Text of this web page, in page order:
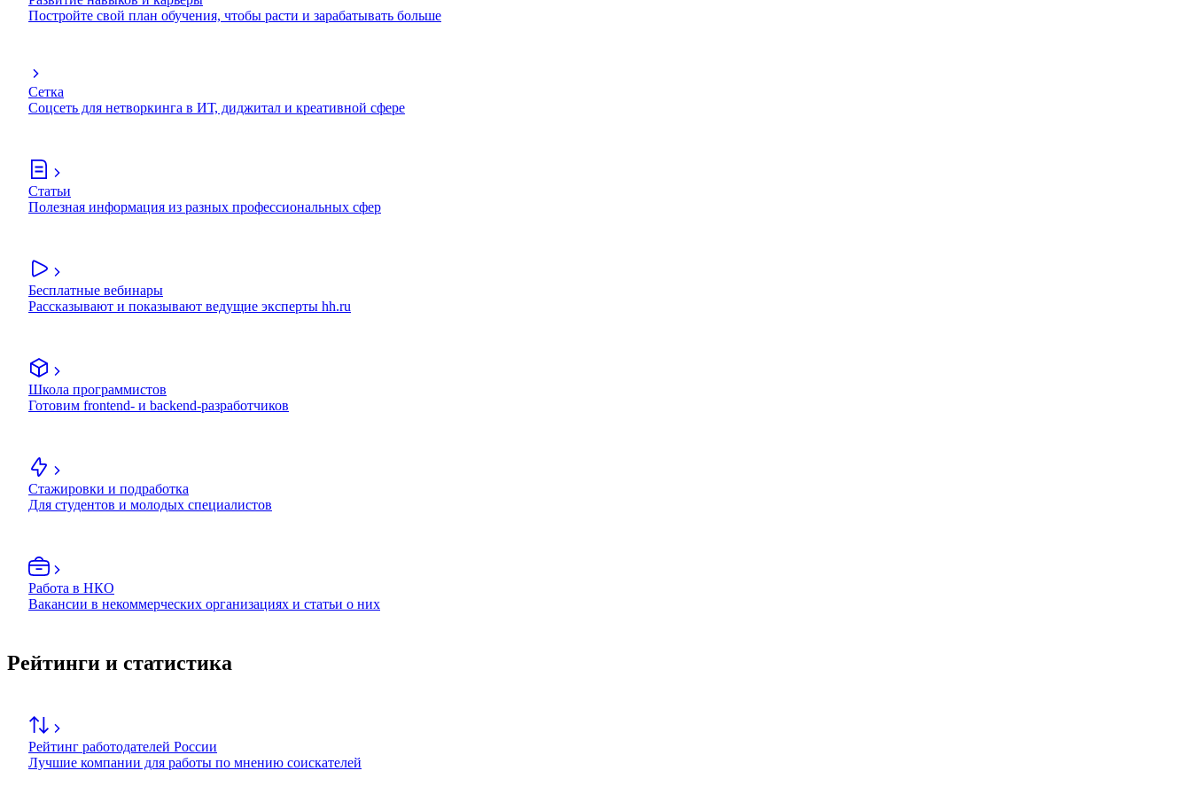
Постройте свой план обучения, чтобы расти и зарабатывать больше
Сетка
Соцсеть для нетворкинга в ИТ, диджитал и креативной сфере
Статьи
Полезная информация из разных профессиональных сфер
Бесплатные вебинары
Рассказывают и показывают ведущие эксперты hh.ru
Школа программистов
Готовим frontend- и backend-разработчиков
Стажировки и подработка
Для студентов и молодых специалистов
Работа в НКО
Вакансии в некоммерческих организациях и статьи о них
Рейтинги и статистика
Рейтинг работодателей России
Лучшие компании для работы по мнению соискателей